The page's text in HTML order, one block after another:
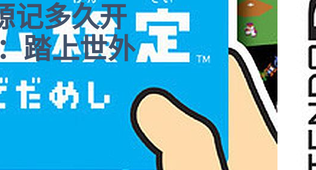
记多久开
踏上世外